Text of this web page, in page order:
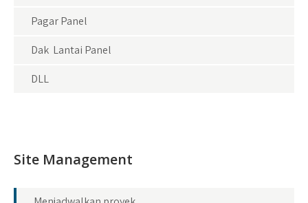
Pagar Panel
Dak Lantai Panel
DLL
Site Management